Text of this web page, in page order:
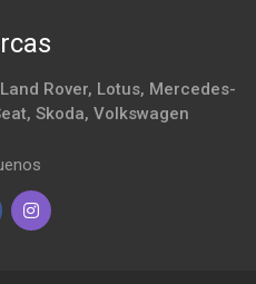
Rover, Lotus, Mercedes-
Skoda, Volkswagen